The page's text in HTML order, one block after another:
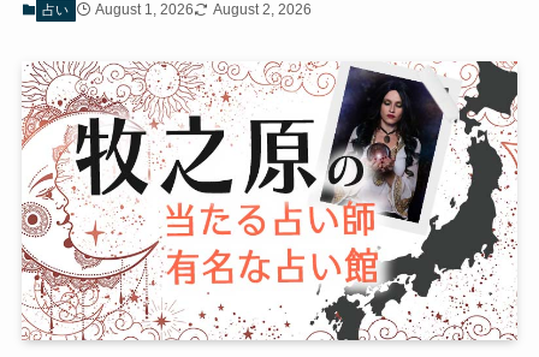
占い August 1, 2026 August 2, 2026